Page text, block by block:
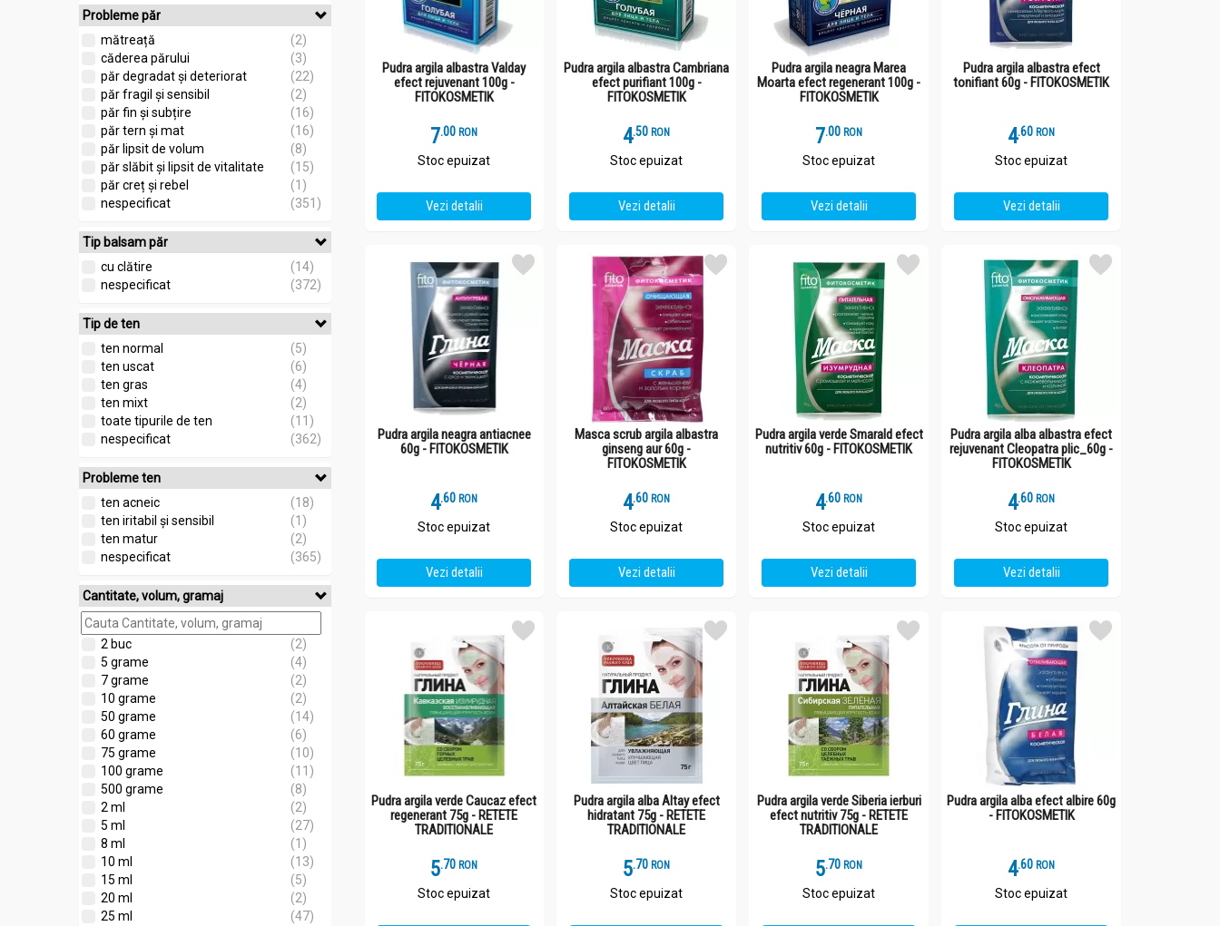
Probleme păr
mătreață
(2)
căderea părului
(3)
păr degradat și deteriorat
(22)
păr fragil și sensibil
(2)
păr fin și subțire
(16)
păr tern și mat
(16)
păr lipsit de volum
(8)
păr slăbit și lipsit de vitalitate
(15)
păr creț și rebel
(1)
nespecificat
(351)
Tip balsam păr
cu clătire
(14)
nespecificat
(372)
Tip de ten
ten normal
(5)
ten uscat
(6)
ten gras
(4)
ten mixt
(2)
toate tipurile de ten
(11)
nespecificat
(362)
Probleme ten
ten acneic
(18)
ten iritabil și sensibil
(1)
ten matur
(2)
nespecificat
(365)
Cantitate, volum, gramaj
2 buc
(2)
5 grame
(4)
7 grame
(2)
10 grame
(2)
50 grame
(14)
60 grame
(6)
75 grame
(10)
100 grame
(11)
500 grame
(8)
2 ml
(2)
5 ml
(27)
8 ml
(1)
10 ml
(13)
15 ml
(5)
20 ml
(2)
25 ml
(47)
Pudra argila albastra Valday
efect rejuvenant 100g -
FITOKOSMETIK
7.0 RON
Stoc epuizat
Vezi detalii
Pudra argila albastra Cambriana
efect purifiant 100g -
FITOKOSMETIK
4.5 RON
Stoc epuizat
Vezi detalii
Pudra argila neagra Marea
Moarta efect regenerant 100g -
FITOKOSMETIK
7.0 RON
Stoc epuizat
Vezi detalii
Pudra argila albastra efect
tonifiant 60g - FITOKOSMETIK
4.6 RON
Stoc epuizat
Vezi detalii
Pudra argila neagra antiacnee
60g - FITOKOSMETIK
4.6 RON
Stoc epuizat
Vezi detalii
Masca scrub argila albastra
ginseng aur 60g -
FITOKOSMETIK
4.6 RON
Stoc epuizat
Vezi detalii
Pudra argila verde Smarald efect
nutritiv 60g - FITOKOSMETIK
4.6 RON
Stoc epuizat
Vezi detalii
Pudra argila alba albastra efect
rejuvenant Cleopatra plic_60g -
FITOKOSMETIK
4.6 RON
Stoc epuizat
Vezi detalii
Pudra argila verde Caucaz efect
regenerant 75g - RETETE
TRADITIONALE
5.7 RON
Stoc epuizat
Pudra argila alba Altay efect
hidratant 75g - RETETE
TRADITIONALE
5.7 RON
Stoc epuizat
Pudra argila verde Siberia ierburi
efect nutritiv 75g - RETETE
TRADITIONALE
5.7 RON
Stoc epuizat
Pudra argila alba efect albire 60g
- FITOKOSMETIK
4.6 RON
Stoc epuizat